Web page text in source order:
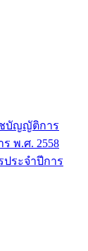
บัญญัติการ
พ.ศ. 2558
ระจำปีการ